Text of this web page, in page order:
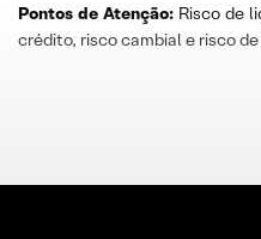
Pontos de Atenção:Risco de
crédito, risco cambial e risco